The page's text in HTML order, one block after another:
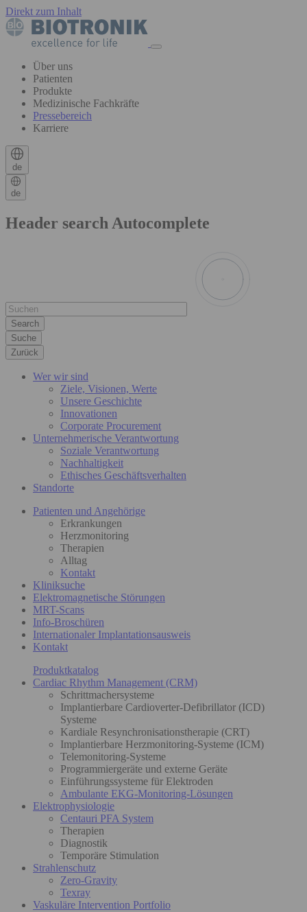
Direkt zum Inhalt
Über uns
Patienten
Produkte
Medizinische Fachkräfte
Pressebereich
Karriere
de
de
Header search Autocomplete
Suche
Zurück
Wer wir sind
Ziele, Visionen, Werte
Unsere Geschichte
Innovationen
Corporate Procurement
Unternehmerische Verantwortung
Soziale Verantwortung
Nachhaltigkeit
Ethisches Geschäftsverhalten
Standorte
Patienten und Angehörige
Erkrankungen
Herzmonitoring
Therapien
Alltag
Kontakt
Kliniksuche
Elektromagnetische Störungen
MRT-Scans
Info-Broschüren
Internationaler Implantationsausweis
Kontakt
Produktkatalog
Cardiac Rhythm Management (CRM)
Schrittmachersysteme
Implantierbare Cardioverter-Defibrillator (ICD)
Systeme
Kardiale Resynchronisationstherapie (CRT)
Implantierbare Herzmonitoring-Systeme (ICM)
Telemonitoring-Systeme
Programmiergeräte und externe Geräte
Einführungssysteme für Elektroden
Ambulante EKG-Monitoring-Lösungen
Elektrophysiologie
Centauri PFA System
Therapien
Diagnostik
Temporäre Stimulation
Strahlenschutz
Zero-Gravity
Texray
Vaskuläre Intervention Portfolio